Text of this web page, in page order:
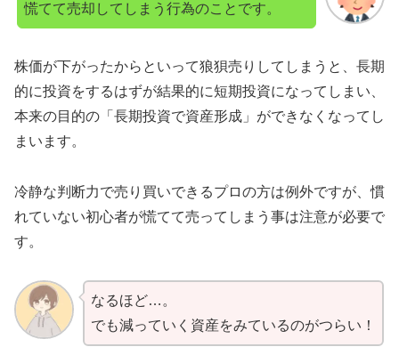
慌てて売却してしまう行為のことです。
株価が下がったからといって狼狽売りしてしまうと、長期
的に投資をするはずが結果的に短期投資になってしまい、
本来の目的の「長期投資で資産形成」ができなくなってし
まいます。
冷静な判断力で売り買いできるプロの方は例外ですが、慣
れていない初心者が慌てて売ってしまう事は注意が必要で
す。
なるほど…。
でも減っていく資産をみているのがつらい！